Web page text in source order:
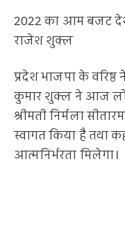
2022 का आम बजट देश
राजेश शुक्ल
प्रदेश भाजपा के वरिष्ठ
कुमार शुक्ल ने आज लोक
श्रीमती निर्मला
स्वागत किया है तथा
आत्मनिर्भरता मिलेगा।